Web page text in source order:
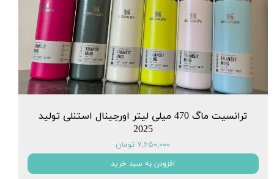
ترانسیت ماگ 470 میلی لیتر اورجینال استنلی تولید
2025
۷,۶۵۰,۰۰۰ تومان
افزودن به سبد خرید